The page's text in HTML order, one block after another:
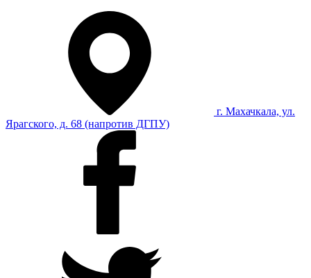
г. Махачкала, ул.
Ярагского, д. 68 (напротив ДГПУ)